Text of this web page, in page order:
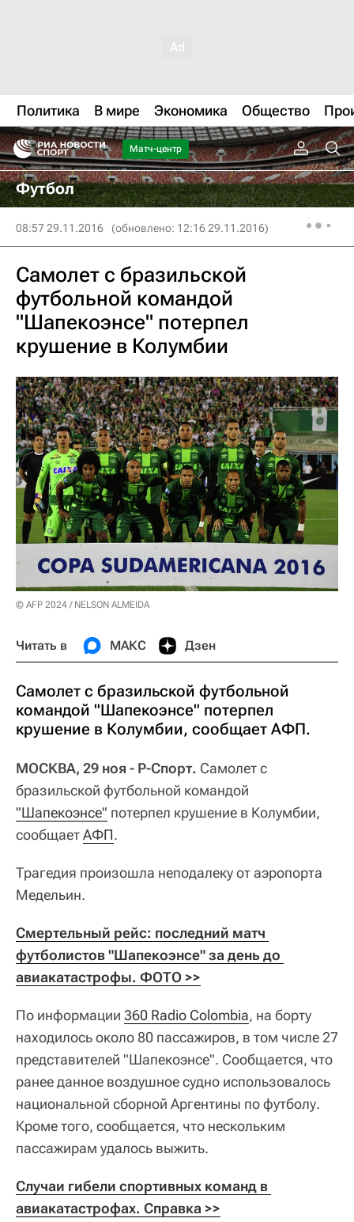
Политика В мире Экономика Общество
Матч-центр
Футбол
08:57 29.11.2016 (обновлено: 12:16 29.11.2016)
Самолет с бразильской
футбольной командой
"Шапекоэнсе" потерпел
крушение в Колумбии
© AFP 2024 / NELSON ALMEIDA
Читать в МАКС Дзен
Самолет с бразильской футбольной
командой "Шапекоэнсе" потерпел
крушение в Колумбии, сообщает АФП.
МОСКВА, 29 ноя - Р-Спорт. Самолет с
бразильской футбольной командой
"Шапекоэнсе" потерпел крушение в Колумбии,
сообщаетАФП.
Трагедия произошла неподалеку от аэропорта
Медельин.
Смертельный рейс: последний матч
футболистов "Шапекоэнсе" за день до
авиакатастрофы. ФОТО >>
По информации 360 Radio Colombia, на борту
находилось около 80 пассажиров, в том числе 27
представителей "Шапекоэнсе". Сообщается, что
ранее данное воздушное судно использовалось
национальной сборной Аргентины по футболу.
Кроме того, сообщается, что нескольким
пассажирам удалось выжить.
Случаи гибели спортивных команд в
авиакатастрофах. Справка >>